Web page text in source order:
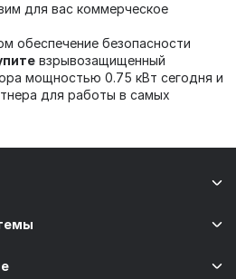
для вас коммерческое
обеспечение безопасности
взрывозащищенный
мощностью 0.75 кВт сегодня и
для работы в самых